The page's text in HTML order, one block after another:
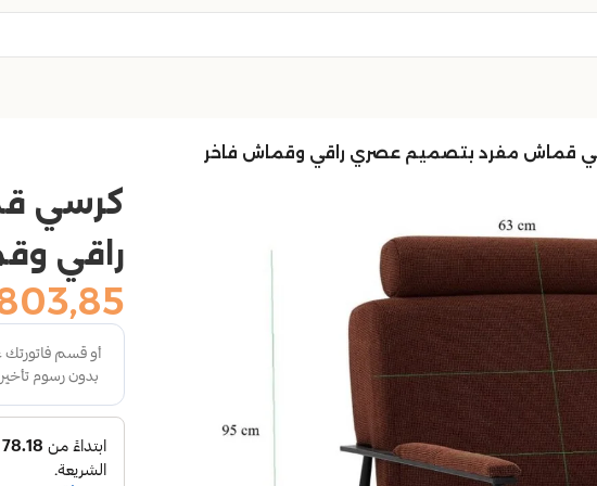
قماش مفرد بتصميم عصري راقي وقماش فاخر
كرسي
راقي